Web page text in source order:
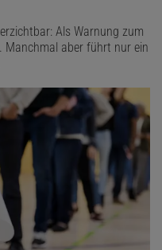
Als Warnung zum
Manchmal aber führt nur ein